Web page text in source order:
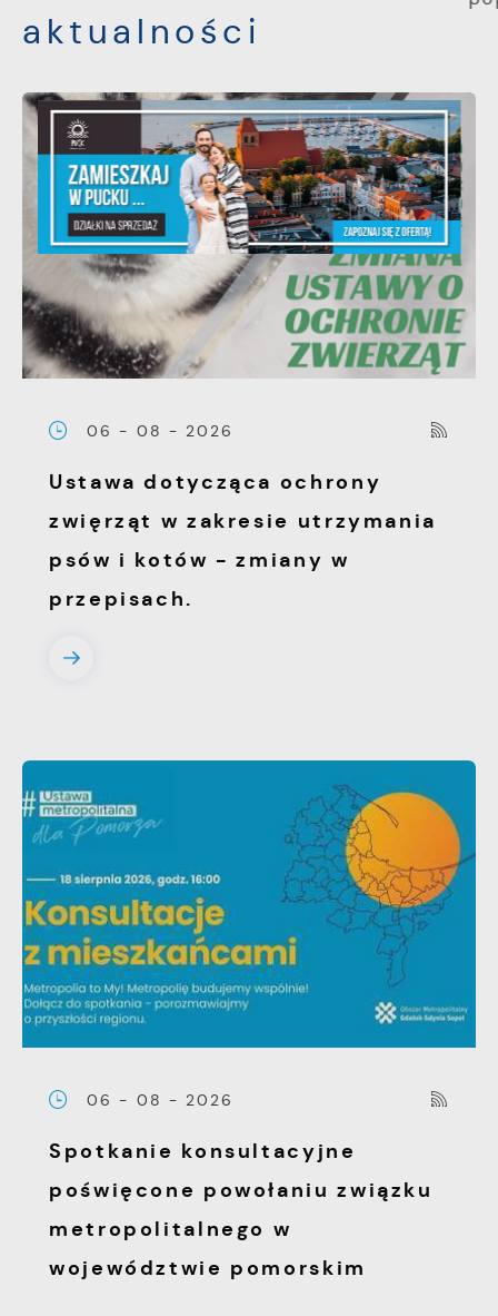
aktualności
06 - 08 - 2026
Ustawa dotycząca ochrony
zwięrząt w zakresie utrzymania
psów i kotów - zmiany w
przepisach.
06 - 08 - 2026
Spotkanie konsultacyjne
poświęcone powołaniu związku
metropolitalnego w
województwie pomorskim